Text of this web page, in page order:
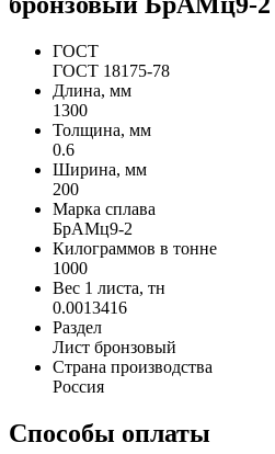
ГОСТ
ГОСТ 18175-78
Длина, мм
1300
Толщина, мм
0.6
Ширина, мм
200
Марка сплава
БрАМц9-2
Килограммов в тонне
1000
Вес 1 листа, тн
0.0013416
Раздел
Лист бронзовый
Страна производства
Россия
Способы оплаты